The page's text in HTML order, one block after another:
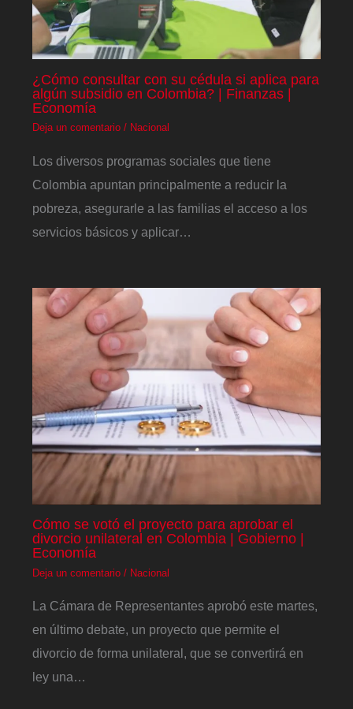
¿Cómo consultar con su cédula si aplica para
algún subsidio en Colombia? | Finanzas |
Economía
Deja un comentario / Nacional
Los diversos programas sociales que tiene
Colombia apuntan principalmente a reducir la
pobreza, asegurarle a las familias el acceso a los
servicios básicos y aplicar…
Cómo se votó el proyecto para aprobar el
divorcio unilateral en Colombia | Gobierno |
Economía
Deja un comentario / Nacional
La Cámara de Representantes aprobó este martes,
en último debate, un proyecto que permite el
divorcio de forma unilateral, que se convertirá en
ley una…